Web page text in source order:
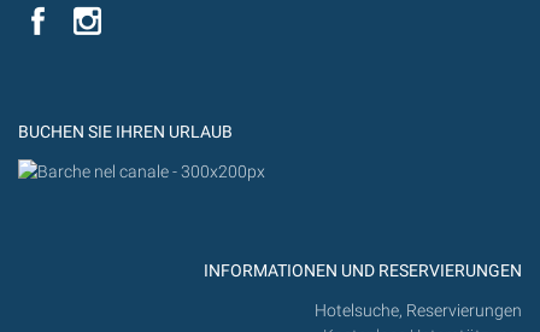
YouTube
BUCHEN SIE IHREN URLAUB
INFORMATIONEN UND RESERVIERUNGEN
Hotelsuche, Reservierungen